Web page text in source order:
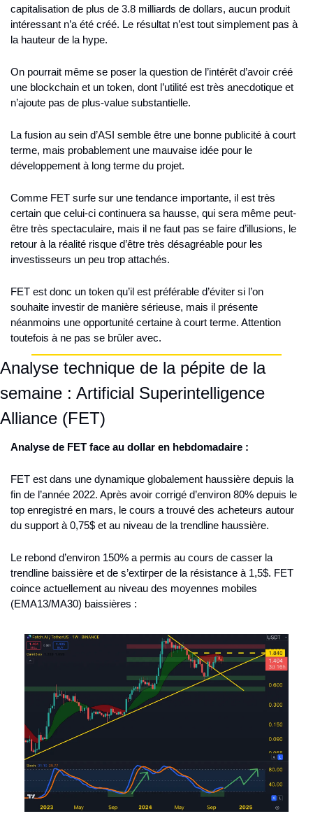
capitalisation de plus de 3.8 milliards de dollars, aucun produit
intéressant n’a été créé. Le résultat n’est tout simplement pas à
la hauteur de la hype.
On pourrait même se poser la question de l’intérêt d’avoir créé
une blockchain et un token, dont l’utilité est très anecdotique et
n’ajoute pas de plus-value substantielle.
La fusion au sein d’ASI semble être une bonne publicité à court
terme, mais probablement une mauvaise idée pour le
développement à long terme du projet.
Comme FET surfe sur une tendance importante, il est très
certain que celui-ci continuera sa hausse, qui sera même peut-
être très spectaculaire, mais il ne faut pas se faire d’illusions, le
retour à la réalité risque d’être très désagréable pour les
investisseurs un peu trop attachés.
FET est donc un token qu’il est préférable d’éviter si l’on
souhaite investir de manière sérieuse, mais il présente
néanmoins une opportunité certaine à court terme. Attention
toutefois à ne pas se brûler avec.
Analyse technique de la pépite de la
semaine : Artificial Superintelligence
Alliance (FET)
Analyse de FET face au dollar en hebdomadaire :
FET est dans une dynamique globalement haussière depuis la
fin de l’année 2022. Après avoir corrigé d’environ 80% depuis le
top enregistré en mars, le cours a trouvé des acheteurs autour
du support à 0,75$ et au niveau de la trendline haussière.
Le rebond d’environ 150% a permis au cours de casser la
trendline baissière et de s’extirper de la résistance à 1,5$. FET
coince actuellement au niveau des moyennes mobiles
(EMA13/MA30) baissières :